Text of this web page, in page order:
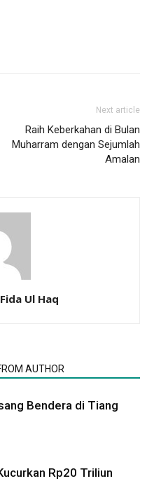
Next article
Raih Keberkahan di Bulan
Muharram dengan Sejumlah
Amalan
Ul Haq
AUTHOR
Bendera di Tiang
Rp20 Triliun